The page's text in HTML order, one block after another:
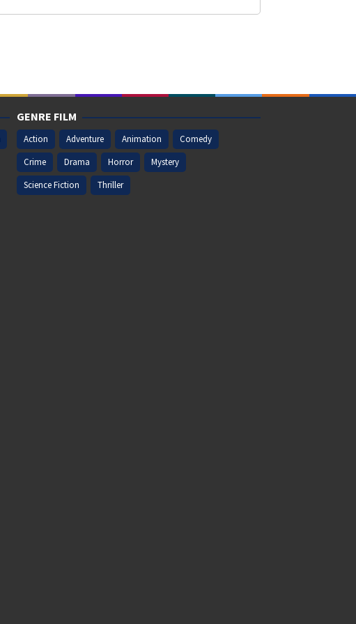
GENRE FILM
Action Adventure Animation
Comedy
Crime
Drama Horror
Mystery
Science Fiction
Thriller